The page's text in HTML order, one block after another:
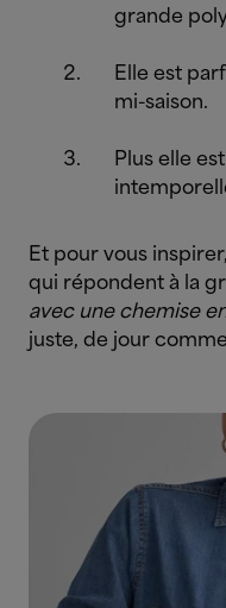
grande
Elle est
mi-saison.
Plus elle
Et pour vous
qui répondent à la
avec une chemise
juste, de jour